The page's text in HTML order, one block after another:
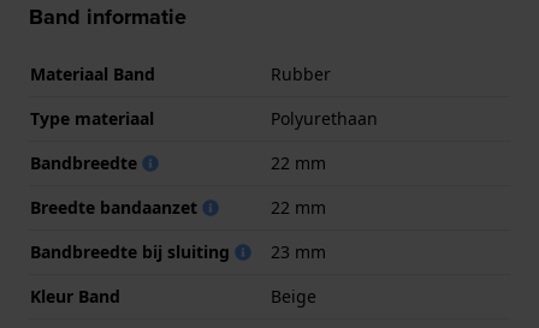
Band informatie
Materiaal Band
Rubber
Type materiaal
Polyurethaan
Bandbreedte
22 mm
Breedte bandaanzet
22 mm
Bandbreedte bij sluiting
23 mm
Kleur Band
Beige